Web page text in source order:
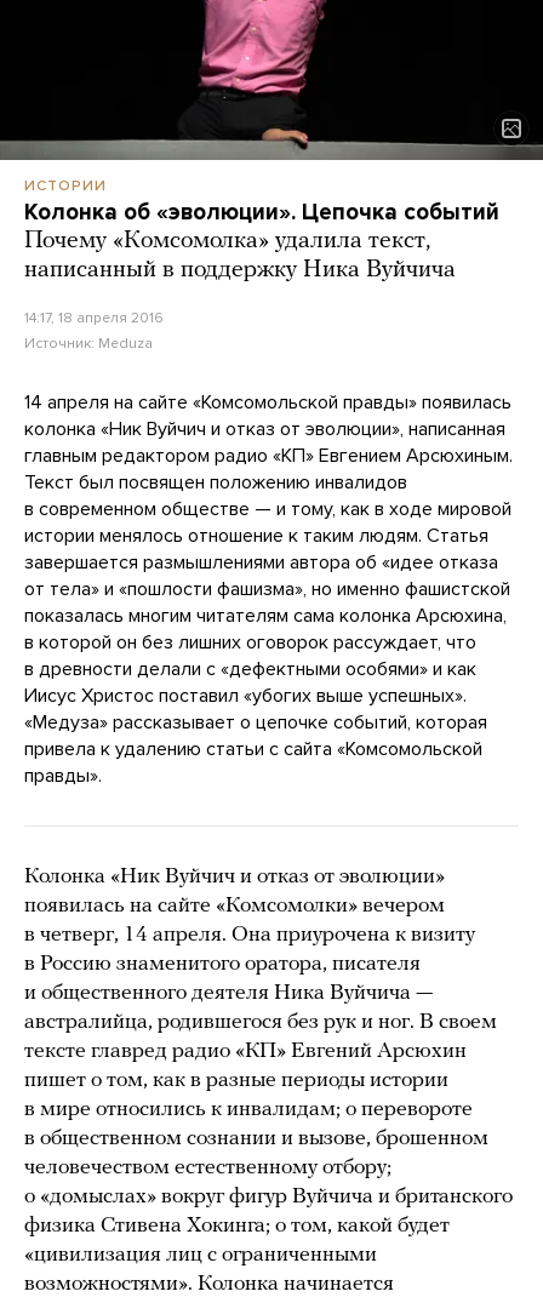
ИСТОРИИ
Колонка об «эволюции». Цепочка событий
Почему «Комсомолка» удалила текст,
написанный в поддержку Ника Вуйчича
14:17, 18 апреля 2016
Источник: Meduza
14 апреля на сайте «Комсомольской правды» появилась
колонка «Ник Вуйчич и отказ от эволюции», написанная
главным редактором радио «КП» Евгением Арсюхиным.
Текст был посвящен положению инвалидов
в современном обществе — и тому, как в ходе мировой
истории менялось отношение к таким людям. Статья
завершается размышлениями автора об «идее отказа
от тела» и «пошлости фашизма», но именно фашистской
показалась многим читателям сама колонка Арсюхина,
в которой он без лишних оговорок рассуждает, что
в древности делали с «дефектными особями» и как
Иисус Христос поставил «убогих выше успешных».
«Медуза» рассказывает о цепочке событий, которая
привела к удалению статьи с сайта «Комсомольской
правды».
Колонка «Ник Вуйчич и отказ от эволюции»
появилась на сайте «Комсомолки» вечером
в четверг, 14 апреля. Она приурочена к визиту
в Россию знаменитого оратора, писателя
и общественного деятеля Ника Вуйчича —
австралийца, родившегося без рук и ног. В своем
тексте главред радио «КП» Евгений Арсюхин
пишет о том, как в разные периоды истории
в мире относились к инвалидам; о перевороте
в общественном сознании и вызове, брошенном
человечеством естественному отбору;
о «домыслах» вокруг фигур Вуйчича и британского
физика Стивена Хокинга; о том, какой будет
«цивилизация лиц с ограниченными
возможностями». Колонка начинается